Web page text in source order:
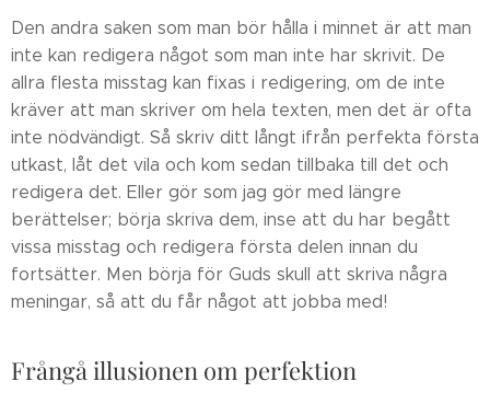
Den andra saken som man bör hålla i minnet är att man
inte kan redigera något som man inte har skrivit. De
allra flesta misstag kan fixas i redigering, om de inte
kräver att man skriver om hela texten, men det är ofta
inte nödvändigt. Så skriv ditt långt ifrån perfekta första
utkast, låt det vila och kom sedan tillbaka till det och
redigera det. Eller gör som jag gör med längre
berättelser; börja skriva dem, inse att du har begått
vissa misstag och redigera första delen innan du
fortsätter. Men börja för Guds skull att skriva några
meningar, så att du får något att jobba med!
Frångå illusionen om perfektion